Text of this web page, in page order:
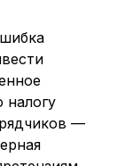
налогу
—